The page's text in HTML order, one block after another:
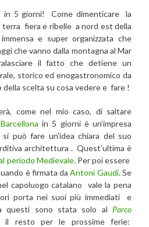
in 5 giorni! Come dimenticare la
fiera e ribelle a nord est della
e super organizzata che
che vanno dalla montagna al Mar
il fatto che detiene un
storico ed enogastronomico da
della scelta su cosa vedere e fare !
come nel mio caso, di saltare
Barcellona in 5 giorni è un’impresa
può fare un’idea chiara del suo
architettura . Quest’ultima è
periodo Medievale. Per poi essere
è firmata daAntoni Gaudí. Se
capoluogo catalano vale la pena
porta nei suoi più immediati e
questi sono stata solo al Parco
il resto per le prossime ferie: